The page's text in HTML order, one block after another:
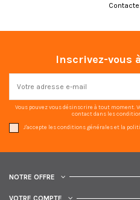
Inscrivez-vous
Vous pouvez vous désinscrire à tout moment.
contact dans les
J'accepte les conditions générales et la
NOTRE OFFRE